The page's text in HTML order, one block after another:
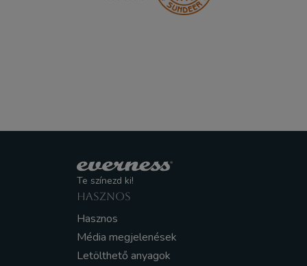
Te színezd ki!
HASZNOS
Hasznos
Média megjelenések
Letölthető anyagok